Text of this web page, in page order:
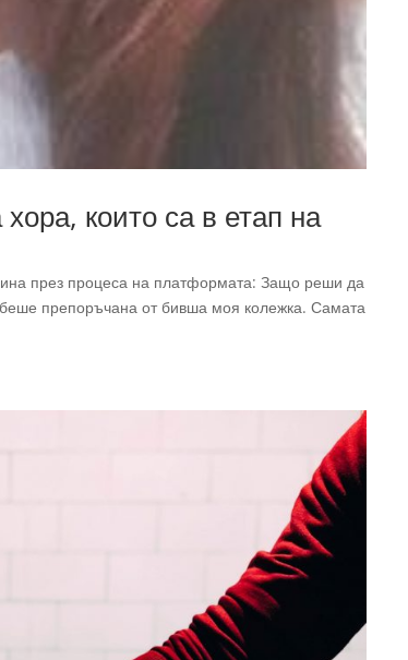
които са в етап на
през процеса на платформата: Защо реши да
препоръчана от бивша моя колежка. Самата